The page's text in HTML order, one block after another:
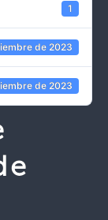
1
de 2023
de 2023